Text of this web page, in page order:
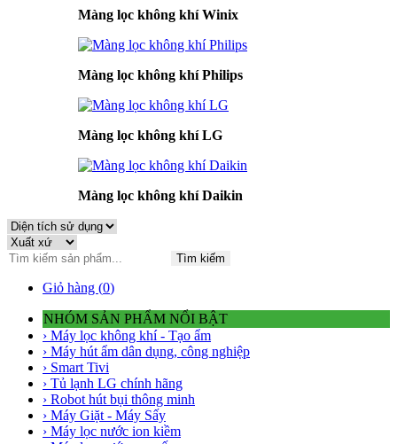
Màng lọc không khí Winix
Màng lọc không khí Philips
Màng lọc không khí LG
Màng lọc không khí Daikin
Tìm kiếm
Giỏ hàng (0)
NHÓM SẢN PHẨM NỔI BẬT
› Máy lọc không khí - Tạo ẩm
› Máy hút ẩm dân dụng, công nghiệp
› Smart Tivi
› Tủ lạnh LG chính hãng
› Robot hút bụi thông minh
› Máy Giặt - Máy Sấy
› Máy lọc nước ion kiềm